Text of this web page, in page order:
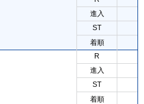
進入
ST
着順
R
進入
ST
着順